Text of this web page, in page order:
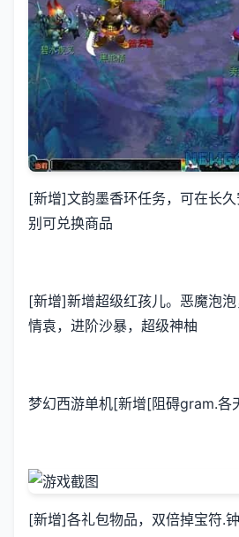
[新增]文韵墨香环任务，可在长
别可兑换商品
[新增]新增超级红孩儿。恶魔泡
情袁，进阶沙暴，超级神柚
梦幻西游单机[新增[阻碍gram.各
[新增]各礼包物品，双倍掉宝符.